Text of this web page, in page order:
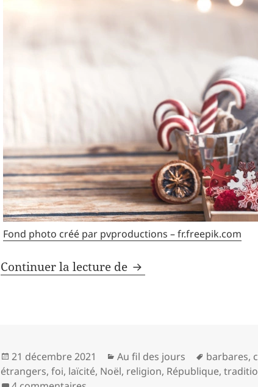
Fond photo créé par pvproductions – fr.freepik.com
Continuer la lecture de Traditions, vous avez
Publié
le
21 décembre 2021 Catégories
Au fil des jours
Mots-
clés
barbares,
étrangers,foi, laïcité, Noël, religion, République,